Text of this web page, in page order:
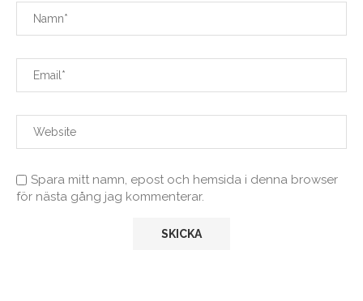
Spara mitt namn, epost och hemsida i denna browser
för nästa gång jag kommenterar.